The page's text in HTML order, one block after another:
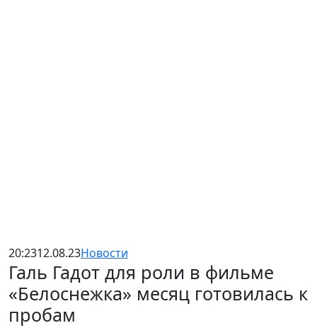
20:2312.08.23Новости
Галь Гадот для роли в фильме
«Белоснежка» месяц готовилась к
пробам